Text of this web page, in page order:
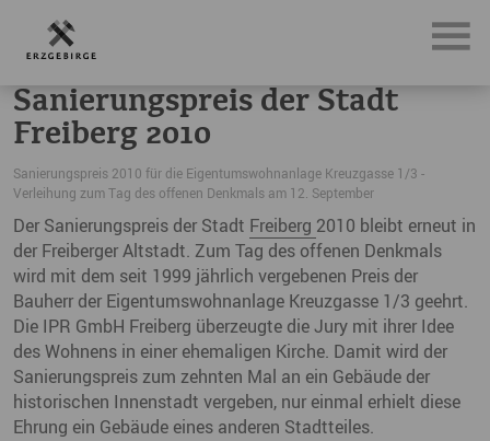
News, Neuigkeiten & Nachrichten aus dem Erzgebirge
Sanierungspreis der Stadt
Freiberg 2010
Sanierungspreis 2010 für die Eigentumswohnanlage Kreuzgasse 1/3 -
Verleihung zum Tag des offenen Denkmals am 12. September
Der Sanierungspreis der Stadt Freiberg 2010 bleibt erneut in
der Freiberger Altstadt. Zum Tag des offenen Denkmals
wird mit dem seit 1999 jährlich vergebenen Preis der
Bauherr der Eigentumswohnanlage Kreuzgasse 1/3 geehrt.
Die IPR GmbH Freiberg überzeugte die Jury mit ihrer Idee
des Wohnens in einer ehemaligen Kirche. Damit wird der
Sanierungspreis zum zehnten Mal an ein Gebäude der
historischen Innenstadt vergeben, nur einmal erhielt diese
Ehrung ein Gebäude eines anderen Stadtteiles.